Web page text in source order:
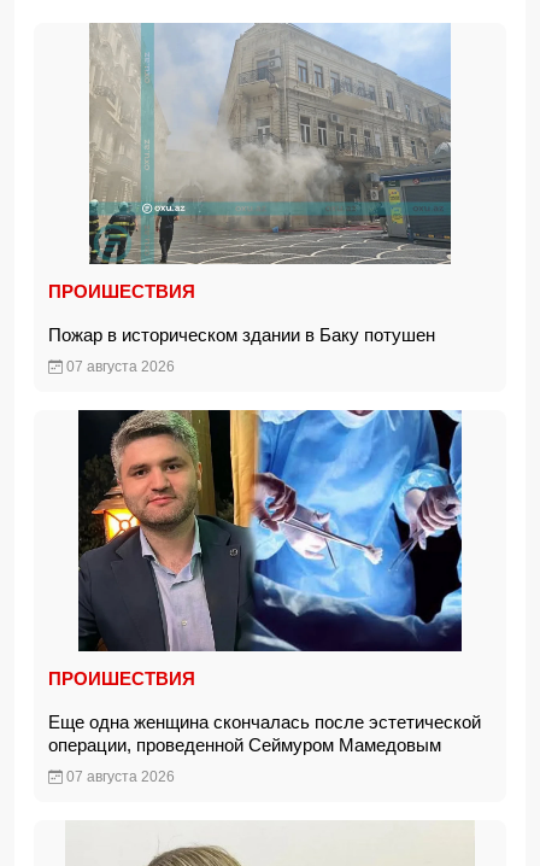
ПРОИШЕСТВИЯ
Пожар в историческом здании в Баку потушен
07 августа 2026
ПРОИШЕСТВИЯ
Еще одна женщина скончалась после эстетической
операции, проведенной Сеймуром Мамедовым
07 августа 2026